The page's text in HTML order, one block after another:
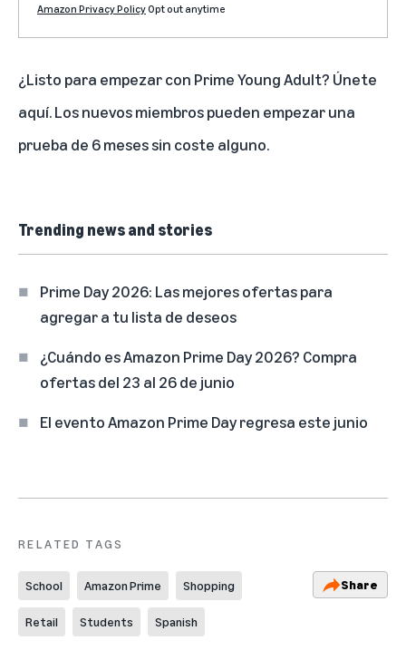
Amazon Privacy PolicyOpt out anytime
¿Listo para empezar con Prime Young Adult? Únete
aquí.Los nuevos miembros pueden empezar una
prueba de 6 meses sin coste alguno.
Trending news and stories
Prime Day 2026: Las mejores ofertas para
agregar a tu lista de deseos
¿Cuándo es Amazon Prime Day 2026? Compra
ofertas del 23 al 26 de junio
El evento Amazon Prime Day regresa este junio
RELATED TAGS
School Amazon Prime Shopping
Retail Students Spanish
Share